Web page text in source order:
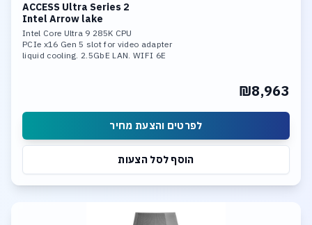
ACCESS Ultra Series 2
Intel Arrow lake
Intel Core Ultra 9 285K CPU
PCIe x16 Gen 5 slot for video adapter
liquid cooling. 2.5GbE LAN. WIFI 6E
Integrated neural processing unit (NPU)
₪8,963
לפרטים והצעת מחיר
הוסף לסל הצעות